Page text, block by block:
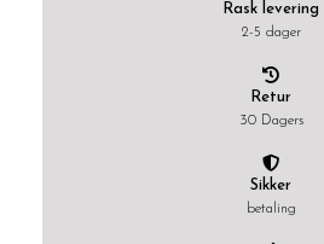
Rask levering
2-5 dager
Retur
30 Dagers
Sikker
betaling